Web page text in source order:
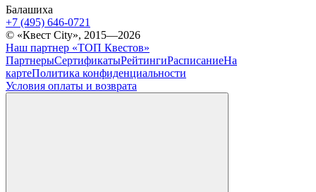
Балашиха
+7 (495) 646-0721
© «Квест City», 2015—2026
Наш партнер «ТОП Квестов»
ПартнерыСертификатыРейтингиРасписаниеНа
картеПолитика конфиденциальности
Условия оплаты и возврата